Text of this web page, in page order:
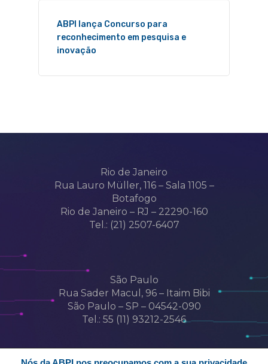
ABPI lança Concurso para
reconhecimento em pesquisa e
inovação
Rio de Janeiro
Rua Lauro Müller, 116 – Sala 1105 –
Botafogo
Rio de Janeiro – RJ – 22290-160
Tel.: (21) 2507-6407
São Paulo
Rua Sader Macul, 96 – Itaim Bibi
São Paulo – SP – 04542-090
Tel.: 55 (11) 93212-2546